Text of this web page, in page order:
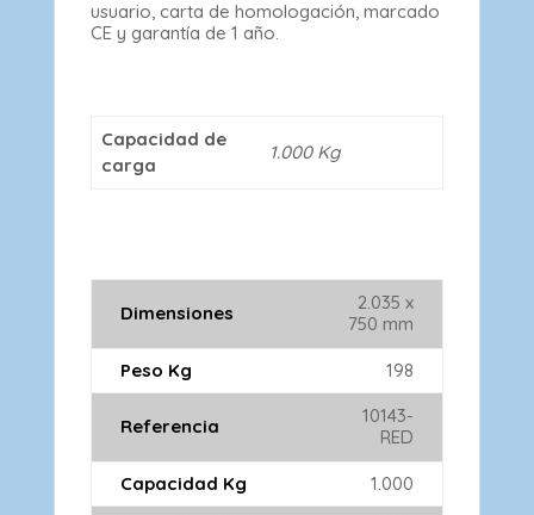
usuario, carta de homologación, marcado
CE y garantía de 1 año.
Capacidad de
carga
1.000 Kg
Dimensiones
2.035 x
750 mm
Peso Kg 198
Referencia
10143-
RED
Capacidad Kg
1.000